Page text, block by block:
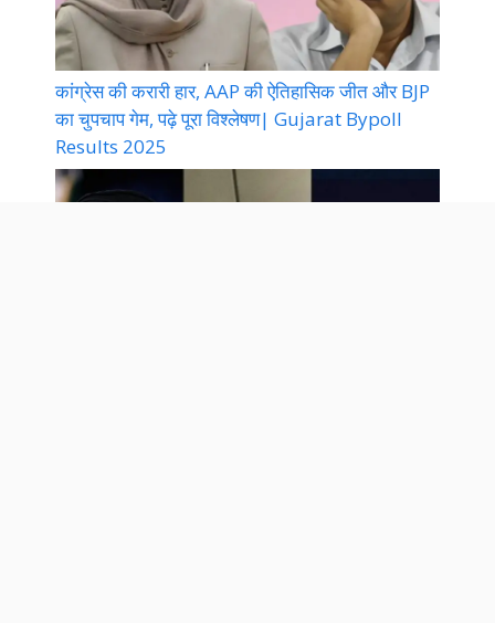
कांग्रेस की करारी हार, AAP की ऐतिहासिक जीत और BJP
का चुपचाप गेम, पढ़े पूरा विश्लेषण| Gujarat Bypoll
Results 2025